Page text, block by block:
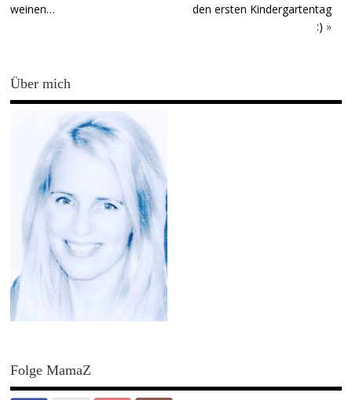
weinen…
den ersten Kindergartentag
:) »
Über mich
Folge MamaZ